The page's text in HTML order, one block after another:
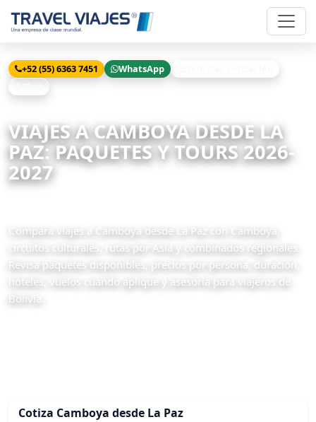
+52 (55) 6363 7451 WhatsApp
VIAJES A CAMBOYA DESDE LA
PAZ: PAQUETES Y TOURS 2026-
2027
Compara viajes a Camboya desde La Paz con Camboya,
circuitos culturales, rutas por Asia y combinados regionales.
Revisa paquetes disponibles, precios por persona, duración,
hoteles, vuelos cuando aplique y asesoría para viajeros de
Bolivia.
Cotiza Camboya desde La Paz